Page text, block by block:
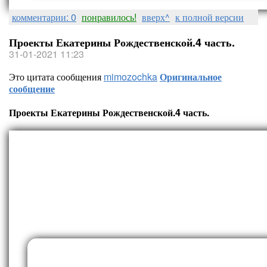
комментарии: 0 понравилось! вверх^ к полной версии
Проекты Екатерины Рождественской.4 часть.
31-01-2021 11:23
Это цитата сообщения mimozochkaОригинальное
сообщение
Проекты Екатерины Рождественской.4 часть.